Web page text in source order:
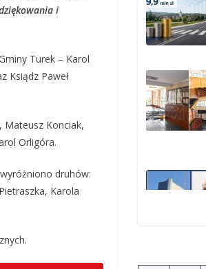
i
Turek – Karol
Ksiądz Paweł
Mateusz Konciak,
Orligóra.
druhów:
Karola